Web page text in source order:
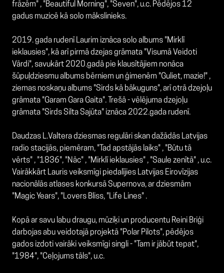
frāzēm" , "Beautiful Morning", "Seven", u.c. Pēdējos 12
gadus muzicē kā solo mākslinieks.
2019. gada rudenī Laurim iznāca solo albums "Mirklī
ieklausies", kā arī pirmā dzejas grāmata "Visumā Veidoti
Vārdi", savukārt 2020.gadā pie klausītājiem nonāca
šūpuļdziesmu albums bērniem un ģimenēm "Guliet, mazie!" ,
ziemas noskaņu albums "Sirds kā bākuguns", arī otrā dzejoļu
grāmata "Garam Gara Gaita". Trešā - vēlējuma dzejoļu
grāmata "Sirds Silta Sajūta" iznāca 2022.gada rudenī.
Daudzas L.Valtera dziesmas regulāri skan dažādās Latvijas
radio stacijās, piemēram, "Tad apstājās laiks" , "Būtu tā
vērts" , "1836", "Nāc" , "Mirklī ieklausies" , "Saule zenītā" , u.c.
Vairākkārt Lauris veiksmīgi piedalījies Latvijas Eirovīzijas
nacionālās atlases konkursā Supernova, ar dziesmām
"Magic Years", "Lovers Bliss, "Life Lines" .
Kopā ar savu labu draugu, mūziķi un producentu Reini Briģi
darbojas abu veidotajā projektā "Polar Pilots", pēdējos
gados izdoti vairāki veiksmīgi singli - "Tam ir jābūt tepat",
"1984", "Ceļojums tāls", u.c.